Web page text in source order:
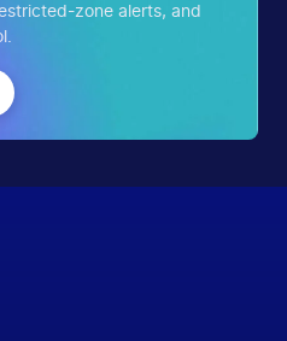
zone alerts, and